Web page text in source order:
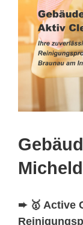
➨ 🥇 Active